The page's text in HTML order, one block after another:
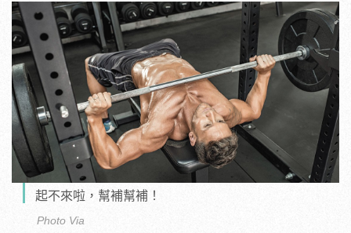
起不來啦，幫補幫補！
Photo Via